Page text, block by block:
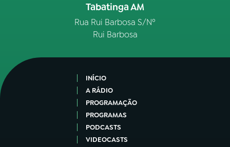
Tabatinga AM
Rua Rui Barbosa S/Nº
Rui Barbosa
INÍCIO
A RÁDIO
PROGRAMAÇÃO
PROGRAMAS
PODCASTS
VIDEOCASTS